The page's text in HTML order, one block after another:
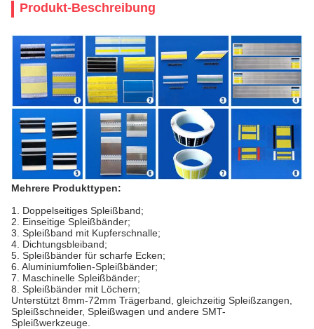
Produkt-Beschreibung
Mehrere Produkttypen:
1. Doppelseitiges Spleißband;
2. Einseitige Spleißbänder;
3. Spleißband mit Kupferschnalle;
4. Dichtungsbleiband;
5. Spleißbänder für scharfe Ecken;
6. Aluminiumfolien-Spleißbänder;
7. Maschinelle Spleißbänder;
8. Spleißbänder mit Löchern;
Unterstützt 8mm-72mm Trägerband, gleichzeitig Spleißzangen,
Spleißschneider, Spleißwagen und andere SMT-
Spleißwerkzeuge.